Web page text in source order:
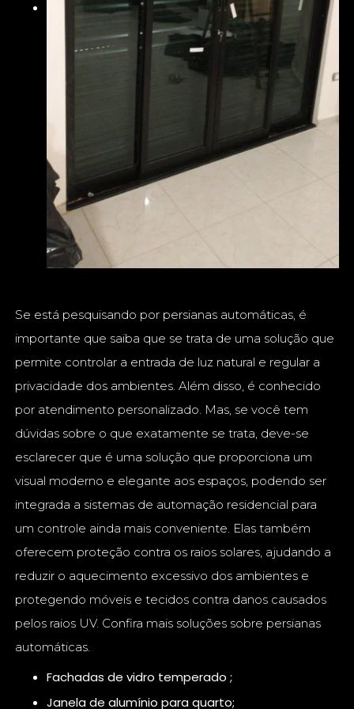
Se está pesquisando por persianas automáticas, é
importante que saiba que se trata de uma solução que
permite controlar a entrada de luz natural e regular a
privacidade dos ambientes. Além disso, é conhecido
por atendimento personalizado. Mas, se você tem
dúvidas sobre o que exatamente se trata, deve-se
esclarecer que é uma solução que proporciona um
visual moderno e elegante aos espaços, podendo ser
integrada a sistemas de automação residencial para
um controle ainda mais conveniente. Elas também
oferecem proteção contra os raios solares, ajudando a
reduzir o aquecimento excessivo dos ambientes e
protegendo móveis e tecidos contra danos causados
pelos raios UV. Confira mais soluções sobre persianas
automáticas.
fachadas de vidro temperado ;
janela de alumínio para quarto;